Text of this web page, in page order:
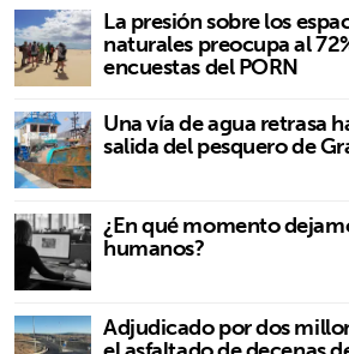
La presión sobre los
naturales preocupa al
encuestas del PORN
Una vía de agua retrasa
salida del pesquero de
¿En qué momento
humanos?
Adjudicado por dos